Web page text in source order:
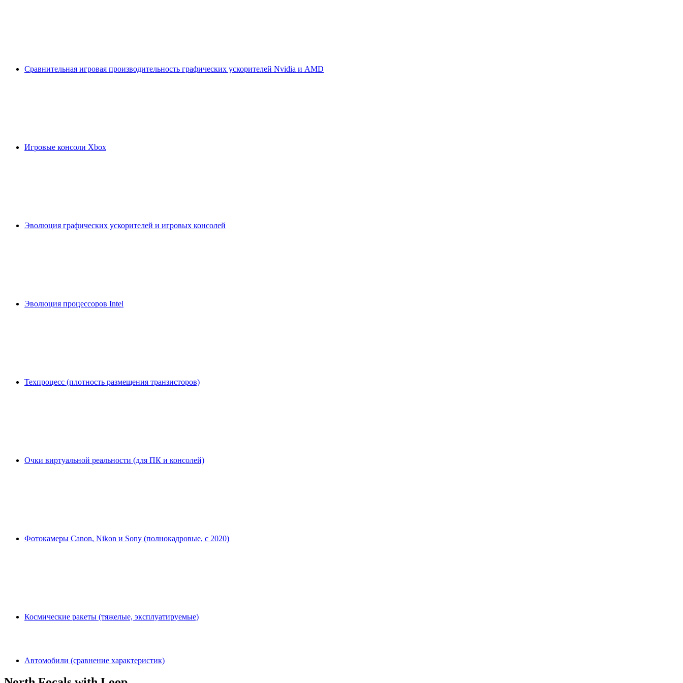
Сравнительная игровая производительность графических ускорителей Nvidia и AMD
Игровые консоли Xbox
Эволюция графических ускорителей и игровых консолей
Эволюция процессоров Intel
Техпроцесс (плотность размещения транзисторов)
Очки виртуальной реальности (для ПК и консолей)
Фотокамеры Canon, Nikon и Sony (полнокадровые, с 2020)
Космические ракеты (тяжелые, эксплуатируемые)
Автомобили (сравнение характеристик)